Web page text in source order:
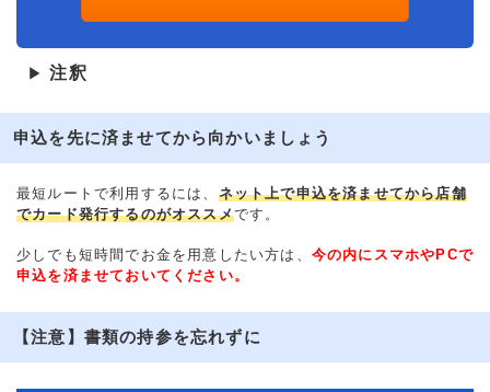
▶ 注釈
申込を先に済ませてから向かいましょう
最短ルートで利用するには、 ネット上で申込を済ませてから店舗
でカード発行するのがオススメです。
少しでも短時間でお金を用意したい方は、 今の内にスマホやPCで
申込を済ませておいてください。
【注意】書類の持参を忘れずに